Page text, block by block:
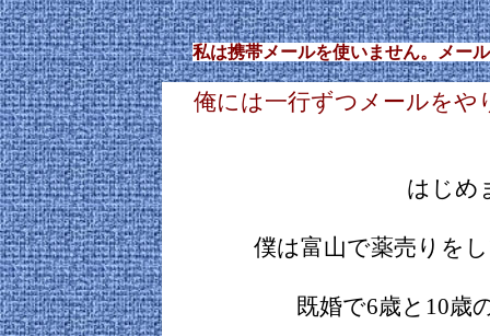
私は携帯メールを使いません。メー
俺には一行ずつメールをや
はじめ
僕は富山で薬売りを
既婚で6歳と10歳